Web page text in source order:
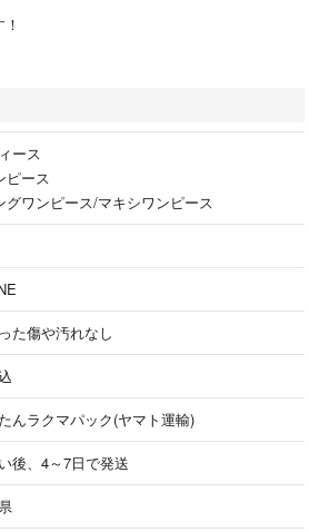
ース
ピース
グワンピース/マキシワンピース
た傷や汚れなし
んラクマパック(ヤマト運輸)
後、4～7日で発送